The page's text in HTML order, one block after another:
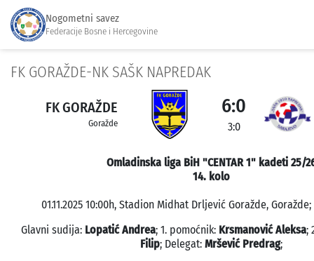
Nogometni savez
Federacije Bosne i Hercegovine
FK GORAŽDE-NK SAŠK NAPREDAK
FK GORAŽDE
Goražde
6:0
3:0
Omladinska liga BiH "CENTAR 1" kadeti 25/
14. kolo
01.11.2025 10:00h, Stadion Midhat Drljević Goražde,
Glavni sudija: Lopatić Andrea; 1. pomoćnik: Krsmanović Aleksa;
Filip; Delegat: Mršević Predrag;